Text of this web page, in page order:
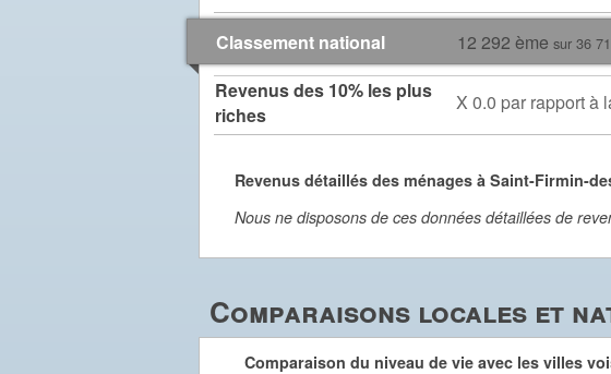
Classement national 12 292 ème sur 36
Revenus des 10% les plus
riches
X 0.0 par rapport à
Revenus détaillés des ménages à Saint-Firmin-
Nous ne disposons de ces données détaillées de
Comparaisons locales et
Comparaison du niveau de vie avec les villes